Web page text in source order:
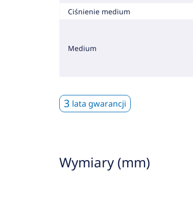
Ciśnienie medium
Medium
3 lata gwarancji
Wymiary (mm)